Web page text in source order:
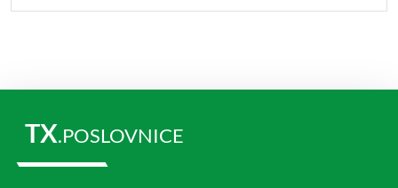
TX.POSLOVNICE